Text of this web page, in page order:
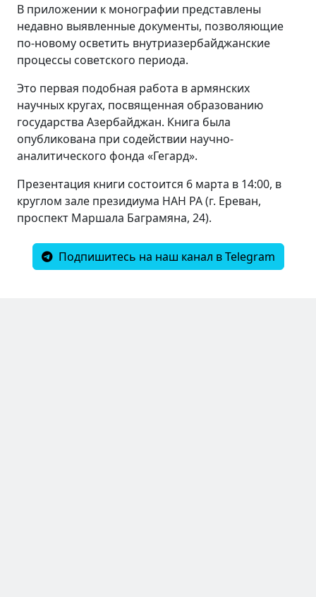
В приложении к монографии представлены
недавно выявленные документы, позволяющие
по-новому осветить внутриазербайджанские
процессы советского периода.
Это первая подобная работа в армянских
научных кругах, посвященная образованию
государства Азербайджан. Книга была
опубликована при содействии научно-
аналитического фонда «Гегард».
Презентация книги состоится 6 марта в 14:00, в
круглом зале президиума НАН РА (г. Ереван,
проспект Маршала Баграмяна, 24).
Подпишитесь на наш канал в Telegram